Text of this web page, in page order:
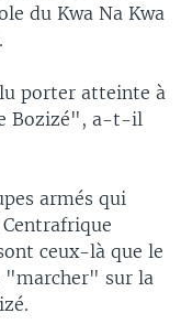
du Kwa Na Kwa
porter atteinte à
Bozizé", a-t-il
armés qui
ceux-là que le
"marcher" sur la